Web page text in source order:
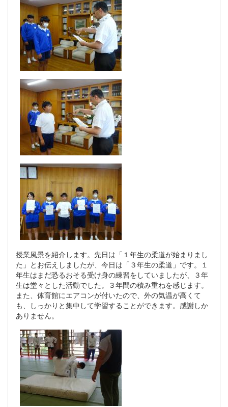
授業風景を紹介します。先日は「１年生の柔道が始まりまし
た」とお伝えしましたが、今日は「３年生の柔道」です。１
年生はまだ恐るおそる受け身の練習をしていましたが、３年
生は堂々とした活動でした。３年間の積み重ねを感じます。
また、体育館にエアコンが付いたので、外の気温が高くて
も、しっかりと集中して学習することができます。感謝しか
ありません。